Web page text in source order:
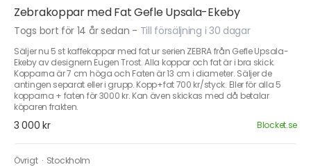
Zebrakoppar med Fat Gefle Upsala-Ekeby
Togs bort för 14 år sedan - Till försäljning i 30 dagar
Säljer nu 5 st kaffekoppar med fat ur serien ZEBRA från Gefle Upsala-
Ekeby av designern Eugen Trost. Alla koppar och fat är i bra skick.
Kopparna är 7 cm höga och Faten är 13 cm i diameter. Säljer de
antingen separat eller i grupp. Kopp+fat 700 kr/styck. Eller för alla 5
kopparna + faten för 3000 kr. Kan även skickas med då betalar
köparen frakten.
3 000 kr Blocket.se
Övrigt · Stockholm